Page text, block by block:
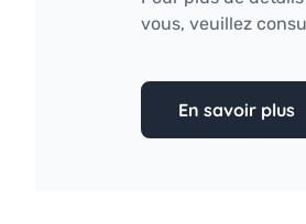
Germany
Gestion de la
Allemagne
Inde
vous, veuillez
En savoir plus